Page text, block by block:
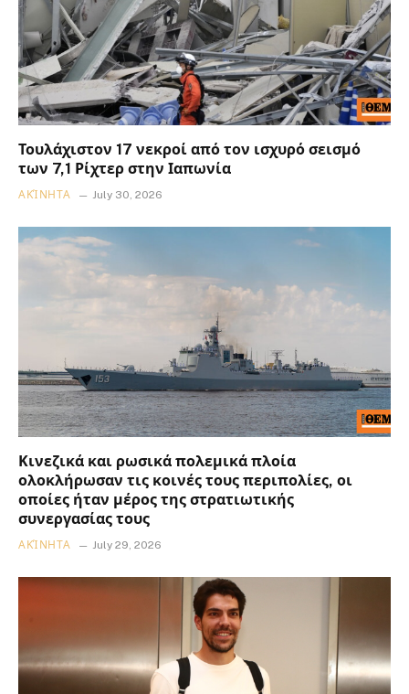
Τουλάχιστον 17 νεκροί από τον ισχυρό σεισμό
των 7,1 Ρίχτερ στην Ιαπωνία
ΑΚΊΝΗΤΑ July 30, 2026
Κινεζικά και ρωσικά πολεμικά πλοία
ολοκλήρωσαν τις κοινές τους περιπολίες, οι
οποίες ήταν μέρος της στρατιωτικής
συνεργασίας τους
ΑΚΊΝΗΤΑ July 29, 2026